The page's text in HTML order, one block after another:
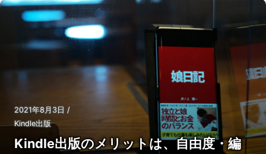
2021年8月3日 /
Kindle出版
Kindle出版のメリットは、自由度・編